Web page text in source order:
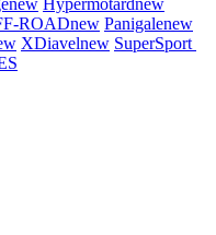
new Hypermotardnew
ROADnew Panigalenew
XDiavelnew SuperSport